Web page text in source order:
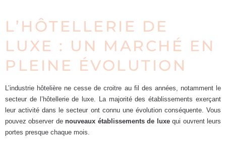
L’HÔTELLERIE DE
LUXE : UN MARCHÉ EN
PLEINE ÉVOLUTION
L’industrie hôtelière ne cesse de croitre au fil des années, notamment le
secteur de l’hôtellerie de luxe. La majorité des établissements exerçant
leur activité dans le secteur ont connu une évolution conséquente. Vous
pouvez observer denouveaux établissements de luxequi ouvrent leurs
portes presque chaque mois.